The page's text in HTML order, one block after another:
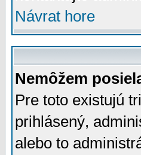
Návrat hore
Nemôžem
Pre toto existujú
prihlásený,
alebo to